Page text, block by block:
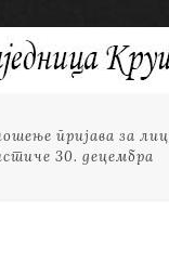
пријава за
30. децембра